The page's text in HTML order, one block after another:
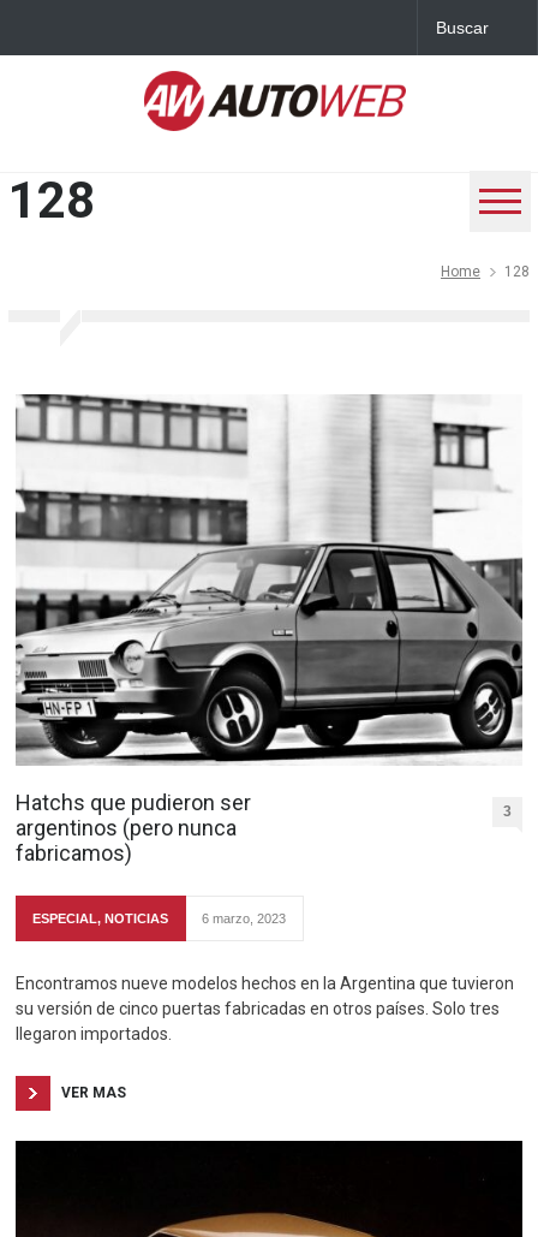
128
Home 128
Hatchs que pudieron ser
argentinos (pero nunca
fabricamos)
3
ESPECIAL,NOTICIAS 6 marzo, 2023
Encontramos nueve modelos hechos en la Argentina que tuvieron
su versión de cinco puertas fabricadas en otros países. Solo tres
llegaron importados.
VER MAS